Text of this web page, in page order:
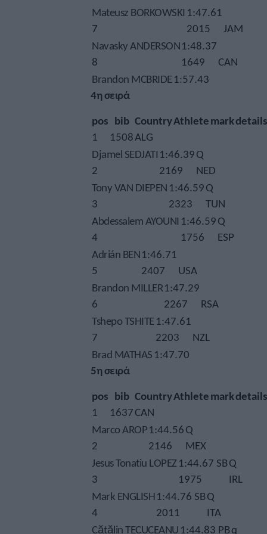
Mateusz BORKOWSKI 1:47.61
7
2015
JAM
Navasky ANDERSON1:48.37
8
1649
CAN
Brandon MCBRIDE1:57.43
4η σειρά
pos bib CountryAthletemarkdetails
1
1508ALG
Djamel SEDJATI 1:46.39Q
2
2169
NED
Tony VAN DIEPEN 1:46.59Q
3
2323
TUN
Abdessalem AYOUNI 1:46.59Q
4
1756
ESP
Adrián BEN1:46.71
5
2407
USA
Brandon MILLER1:47.29
6
2267
RSA
Tshepo TSHITE1:47.61
7
2203
NZL
Brad MATHAS 1:47.70
5η σειρά
pos bib CountryAthletemarkdetails
1
1637CAN
Marco AROP1:44.56Q
2
2146
MEX
Jesus Tonatiu LOPEZ1:44.67 SBQ
3
1975
IRL
Mark ENGLISH1:44.76 SBQ
4
2011
ITA
Cătălin TECUCEANU 1:44.83 PBq